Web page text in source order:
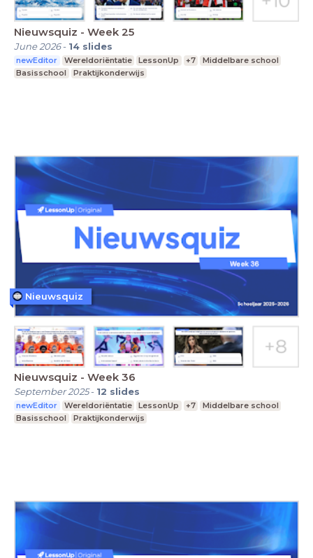
Nieuwsquiz - Week 25
June 2026- 14 slides
newEditor Wereldoriëntatie LessonUp +7
Middelbare school
Basisschool
Praktijkonderwijs
Nieuwsquiz - Week 36
September 2025- 12 slides
newEditor Wereldoriëntatie LessonUp +7
Middelbare school
Basisschool
Praktijkonderwijs
Nieuwsquiz